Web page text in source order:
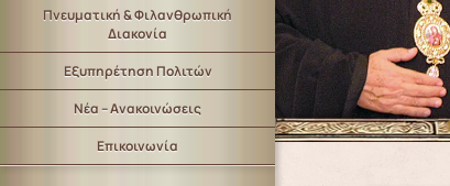
Πνευματική & Φιλανθρωπική
Διακονία
Εξυπηρέτηση Πολιτών
Νέα – Ανακοινώσεις
Επικοινωνία